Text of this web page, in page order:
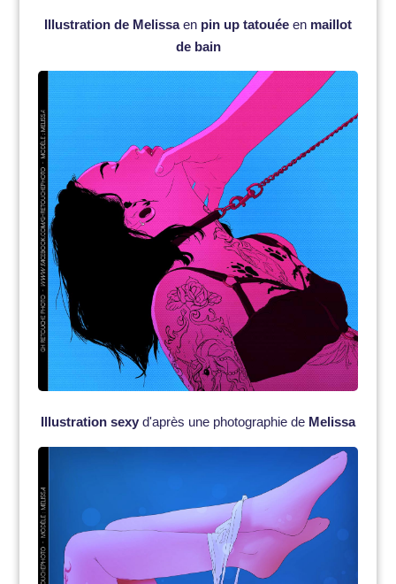
Illustration de Melissaen pin up tatouée en maillot
de bain
Illustration sexy d'après une photographie de Melissa